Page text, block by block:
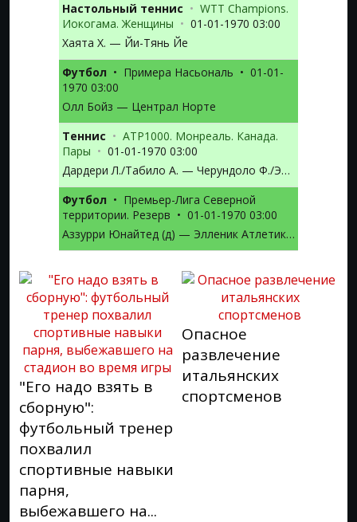
Настольный теннис • WTT Champions.
Иокогама. Женщины • 01-01-1970 03:00
Хаята Х. — Йи-Тянь Йе
Футбол • Примера Насьональ • 01-01-
1970 03:00
Олл Бойз — Централ Норте
Теннис • ATP1000. Монреаль. Канада.
Пары • 01-01-1970 03:00
Дардери Л./Табило А. — Черундоло Ф./Этчеверри Т.М.
Футбол • Премьер-Лига Северной
территории. Резерв • 01-01-1970 03:00
Аззурри Юнайтед (д) — Элленик Атлетик (д)
"Его надо взять в
сборную":
футбольный тренер
похвалил
спортивные навыки
парня,
выбежавшего на...
Опасное
развлечение
итальянских
спортсменов